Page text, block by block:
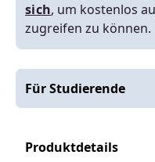
sich, um kostenlos
zugreifen zu können.
Für Studierende
Produktdetails